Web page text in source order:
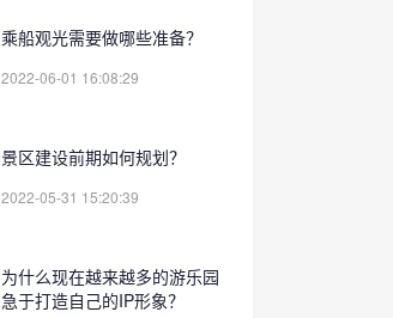
乘船观光需要做哪些准备？
2022-06-01 16:08:29
景区建设前期如何规划？
2022-05-31 15:20:39
为什么现在越来越多的游乐园
急于打造自己的IP形象？